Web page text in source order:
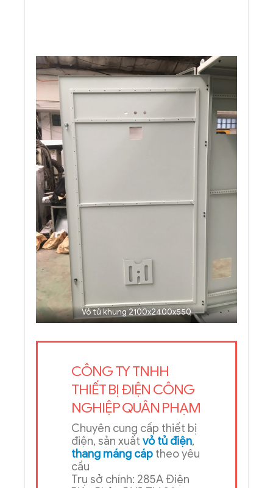
Vỏ tủ khung 2100x2400x550
CÔNG TY TNHH
THIẾT BỊ ĐIỆN CÔNG
NGHIỆP QUÂN PHẠM